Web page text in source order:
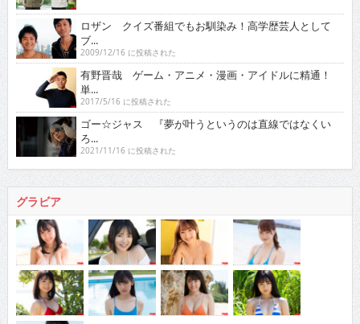
ロザン クイズ番組でもお馴染み！高学歴芸人として
ブ...
2009/12/16 に投稿された
有野晋哉 ゲーム・アニメ・漫画・アイドルに精通！
単...
2017/5/16 に投稿された
ゴー☆ジャス 『夢が叶うというのは直線ではなくい
ろ...
2021/11/16 に投稿された
グラビア